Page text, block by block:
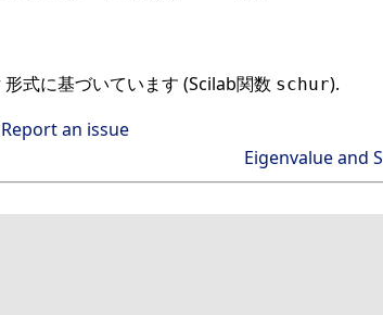
式に基づいています (Scilab関数 schur).
Report an issue
Eigenvalue and